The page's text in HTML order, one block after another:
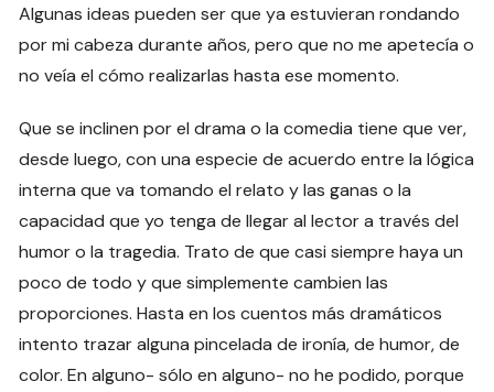
Algunas ideas pueden ser que ya estuvieran rondando
por mi cabeza durante años, pero que no me apetecía o
no veía el cómo realizarlas hasta ese momento.
Que se inclinen por el drama o la comedia tiene que ver,
desde luego, con una especie de acuerdo entre la lógica
interna que va tomando el relato y las ganas o la
capacidad que yo tenga de llegar al lector a través del
humor o la tragedia. Trato de que casi siempre haya un
poco de todo y que simplemente cambien las
proporciones. Hasta en los cuentos más dramáticos
intento trazar alguna pincelada de ironía, de humor, de
color. En alguno- sólo en alguno- no he podido, porque